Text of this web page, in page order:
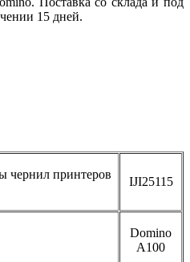
15 дней.
чернил принтеров
IJI25115
Domino
A100